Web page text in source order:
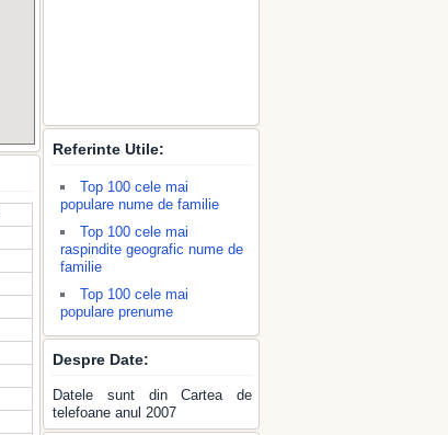
Referinte Utile:
Top 100 cele mai
populare nume de familie
Top 100 cele mai
raspindite geografic nume de
familie
Top 100 cele mai
populare prenume
Despre Date:
Datele sunt din Cartea de
telefoane anul 2007